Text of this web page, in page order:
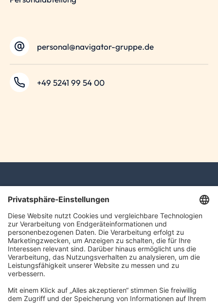
personal@navigator-gruppe.de
+49 5241 99 54 00
navigator Gruppe
Carl-Bertelsmann-Straße 29
33332 Gütersloh
kontakt@navigator-gruppe.de
Impressum